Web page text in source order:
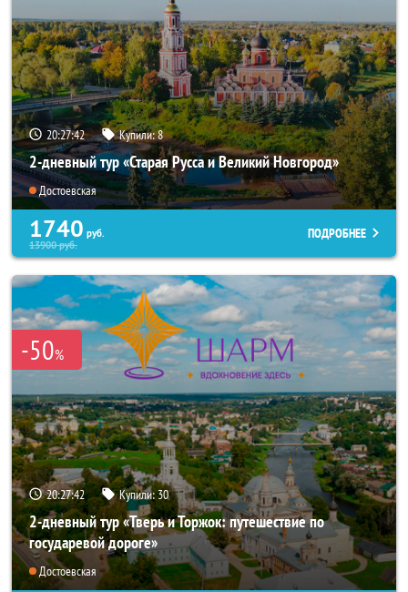
20:27:40 Купили:8
2-дневный тур «Старая Русса и Великий Новгород»
Достоевская
1740 руб.
13900руб.
ПОДРОБНЕЕ
-50%
20:27:40 Купили:30
2-дневный тур «Тверь и Торжок: путешествие по
государевой дороге»
Достоевская